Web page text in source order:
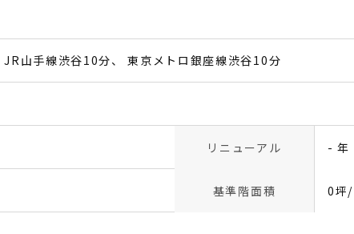
JR山手線渋谷10分 東京メトロ銀座線渋谷10分
リニューアル - 年
基準階面積 0坪